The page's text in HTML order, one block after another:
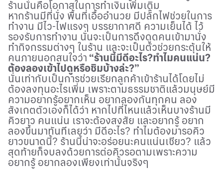
ร้านนั่นคือโอกาสในการทำเงินเพิ่มเติม
หากร้านมีที่นั่ง พื้นที่เอื้ออำนวย มีปลั๊กไฟช่วยในการ
ทำงาน มีไว-ไฟแรงๆ บรรยากาศดี ความเย็นได้ ไว้
รองรับการทำงาน นั่นจะเป็นการดึงดูดคนเข้ามานั่ง
ทำกิจกรรมต่างๆ ในร้าน และจะเป็นตัวช่วยกระตุ้นให้
คนภายนอกสนใจว่า “ร้านนี้มีดีอะไร?ทำไมคนแน่น?
ต้องลองเข้าไปดูหรือชิมบ้างล่ะ?”
นั่นเท่ากับเป็นการช่วยเรียกลูกค้าเข้าร้านได้โดยไม่
ต้องลงทุนอะไรเพิ่ม เพราะตามธรรมชาติแล้วมนุษย์มี
ความอยากรู้อยากเห็น อยากลองกันทุกคน ลอง
สังเกตตัวเองก็ได้ว่า หากไปที่ไหนแล้วเห็นบางร้านมี
คิวยาว คนแน่น เราจะต้องสงสัย และอยากรู้ อยาก
ลองขึ้นมาทันทีเลยว่า มีดีอะไร? ทำไมต้องมารอคิว
ยาวขนาดนี้? ร้านนี้น่าจะอร่อยนะคนแน่นเชียว? แล้ว
สุดท้ายก็จบลงด้วยการต่อคิวรอตามเพราะความ
อยากรู้ อยากลองเพียงเท่านั้นจริงๆ